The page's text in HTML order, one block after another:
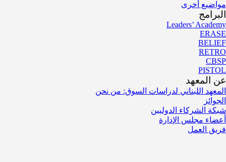
مواضيع أخرى
البرامج
Leaders’ Academy
ERASE
BELIEF
RETRO
CBSP
PISTOL
عن المعهد
المعهد اللبناني لدراسات السوق: من نحن
الجوائز
شبكة الشركاء الدوليين
أعضاء مجلس الإدارة
فريق العمل